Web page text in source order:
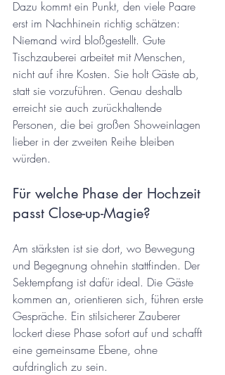
Dazu kommt ein Punkt, den viele Paare
erst im Nachhinein richtig schätzen:
Niemand wird bloßgestellt. Gute
Tischzauberei arbeitet mit Menschen,
nicht auf ihre Kosten. Sie holt Gäste ab,
statt sie vorzuführen. Genau deshalb
erreicht sie auch zurückhaltende
Personen, die bei großen Showeinlagen
lieber in der zweiten Reihe bleiben
würden.
Für welche Phase der Hochzeit
passt Close-up-Magie?
Am stärksten ist sie dort, wo Bewegung
und Begegnung ohnehin stattfinden. Der
Sektempfang ist dafür ideal. Die Gäste
kommen an, orientieren sich, führen erste
Gespräche. Ein stilsicherer Zauberer
lockert diese Phase sofort auf und schafft
eine gemeinsame Ebene, ohne
aufdringlich zu sein.